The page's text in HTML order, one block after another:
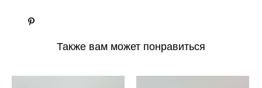
Также вам может понравиться